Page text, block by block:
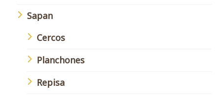
Sapan
Cercos
Planchones
Repisa